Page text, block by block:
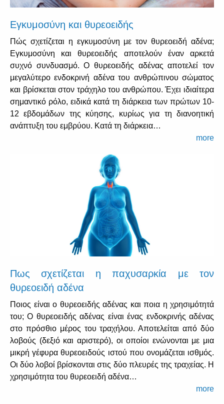
Εγκυμοσύνη και θυρεοειδής
Πώς σχετίζεται η εγκυμοσύνη με τον θυρεοειδή αδένα;
Εγκυμοσύνη και θυρεοειδής αποτελούν έναν αρκετά
συχνό συνδυασμό. Ο θυρεοειδής αδένας αποτελεί τον
μεγαλύτερο ενδοκρινή αδένα του ανθρώπινου σώματος
και βρίσκεται στον τράχηλο του ανθρώπου. Έχει ιδιαίτερα
σημαντικό ρόλο, ειδικά κατά τη διάρκεια των πρώτων 10-
12 εβδομάδων της κύησης, κυρίως για τη διανοητική
ανάπτυξη του εμβρύου. Κατά τη διάρκεια…
more
Πως σχετίζεται η παχυσαρκία με τον
θυρεοειδή αδένα
Ποιος είναι ο θυρεοειδής αδένας και ποια η χρησιμότητά
του; Ο θυρεοειδής αδένας είναι ένας ενδοκρινής αδένας
στο πρόσθιο μέρος του τραχήλου. Αποτελείται από δύο
λοβούς (δεξιό και αριστερό), οι οποίοι ενώνονται με μια
μικρή γέφυρα θυρεοειδούς ιστού που ονομάζεται ισθμός.
Οι δύο λοβοί βρίσκονται στις δύο πλευρές της τραχείας. Η
χρησιμότητα του θυρεοειδή αδένα…
more